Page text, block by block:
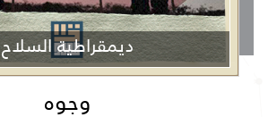
ديمقراطية السلاح
وجوه